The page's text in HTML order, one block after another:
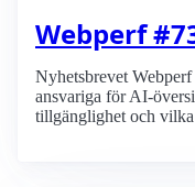
Webperf
Nyhetsbrevet
ansvariga för AI-
tillgänglighet och